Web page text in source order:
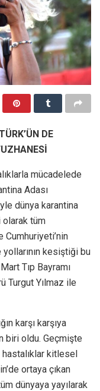
DE
mücadelede
Adası
dünya karantina
tüm
Cumhuriyeti’nin
kesiştiği bu
Tıp Bayramı
Turgut Yılmaz ile
karşı karşıya
biri oldu. Geçmişte
kitlesel
ortaya çıkan
dünyaya yayılarak